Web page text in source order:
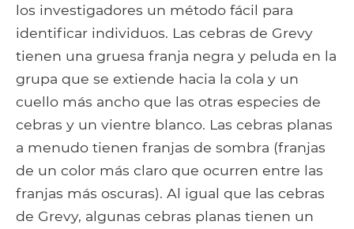
los investigadores un método fácil para
identificar individuos. Las cebras de Grevy
tienen una gruesa franja negra y peluda en la
grupa que se extiende hacia la cola y un
cuello más ancho que las otras especies de
cebras y un vientre blanco. Las cebras planas
a menudo tienen franjas de sombra (franjas
de un color más claro que ocurren entre las
franjas más oscuras). Al igual que las cebras
de Grevy, algunas cebras planas tienen un